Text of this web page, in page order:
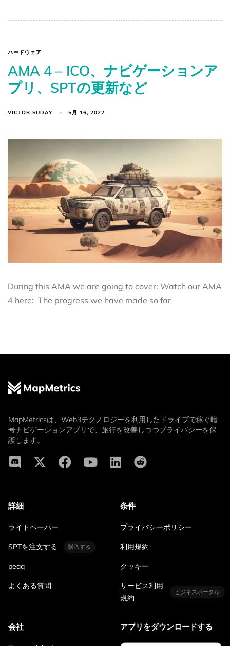
ハードウェア
AMA 4 – ICO、ナビゲーションア
プリ、SPTの更新など
VICTOR SUDAY 5月 16, 2022
During this AMA we are going to cover: Watch our AMA
4 here: The progress we have made so far
MapMetricsは、Web3テクノロジーを利用したドライブで稼ぐ暗
号ナビゲーションアプリで、旅行を改善しつつプライバシーを保
護します。
詳細
ライトペーパー
SPTを注文する 購入する
peaq
よくある質問
条件
プライバシーポリシー
利用規約
クッキー
サービス利用
規約
ビジネスポータル
会社 アプリをダウンロードする